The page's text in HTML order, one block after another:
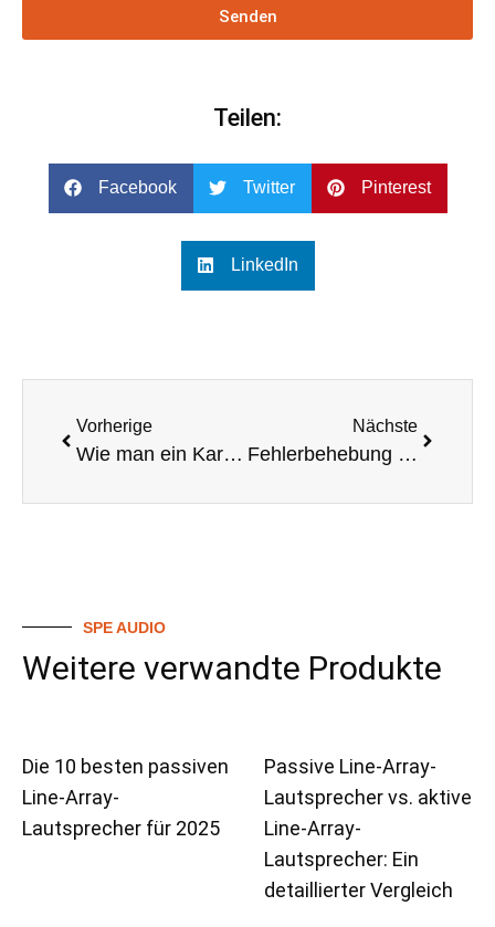
Senden
Teilen:
Facebook Twitter Pinterest
LinkedIn
Vorherige
Wie man ein Karaoke-Heimkino für große Zusammenkünfte und Partys einrichtet
Nächste
Fehlerbehebung und Wartung von einzelnen 12-Zoll-Line-Array-Systemen
SPE AUDIO
Weitere verwandte Produkte
Die 10 besten passiven
Line-Array-
Lautsprecher für 2025
Passive Line-Array-
Lautsprecher vs. aktive
Line-Array-
Lautsprecher: Ein
detaillierter Vergleich